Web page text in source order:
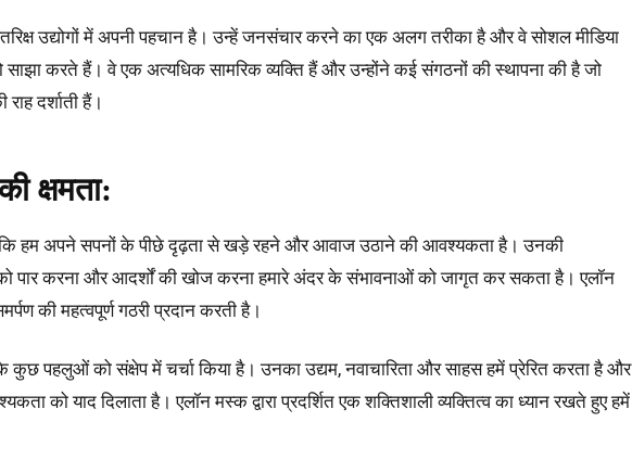
उद्योगों में अपनी पहचान है। उन्हें जनसंचार करने का एक अलग तरीका है और वे सोशल मीडिया
करते हैं। वे एक अत्यधिक सामरिक व्यक्ति हैं और उन्होंने कई संगठनों की स्थापना की है जो
दर्शाती हैं।
क्षमता:
कि हम अपने सपनों के पीछे दृढ़ता से खड़े रहने और आवाज उठाने की आवश्यकता है। उनकी
पार करना और आदर्शों की खोज करना हमारे अंदर के संभावनाओं को जागृत कर सकता है। एलॉन
की महत्वपूर्ण गठरी प्रदान करती है।
पहलुओं को संक्षेप में चर्चा किया है। उनका उद्यम, नवाचारिता और साहस हमें प्रेरित करता है और
को याद दिलाता है। एलॉन मस्क द्वारा प्रदर्शित एक शक्तिशाली व्यक्तित्व का ध्यान रखते हुए हमें